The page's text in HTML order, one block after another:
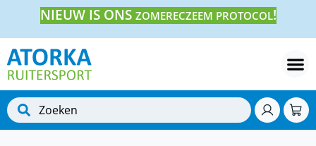
NIEUW IS ONS ZOMERECZEEM PROTOCOL!